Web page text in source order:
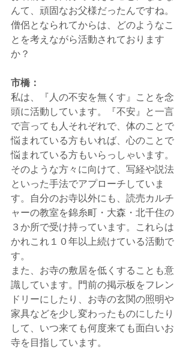
んて、頑固なお父様だったんですね。
僧侶となられてからは、どのようなこ
とを考えながら活動されております
か？
市橋：
私は、『人の不安を無くす』ことを念
頭に活動しています。『不安』と一言
で言っても人それぞれで、体のことで
悩まれている方もいれば、心のことで
悩まれている方もいらっしゃいます。
そのような方々に向けて、写経や説法
といった手法でアプローチしていま
す。自分のお寺以外にも、読売カルチ
ャーの教室を錦糸町・大森・北千住の
３か所で受け持っています。これらは
かれこれ１０年以上続けている活動で
す。
また、お寺の敷居を低くすることも意
識しています。門前の掲示板をフレン
ドリーにしたり、お寺の玄関の照明や
家具などを少し変わったものにしたり
して、いつ来ても何度来ても面白いお
寺を目指しています。